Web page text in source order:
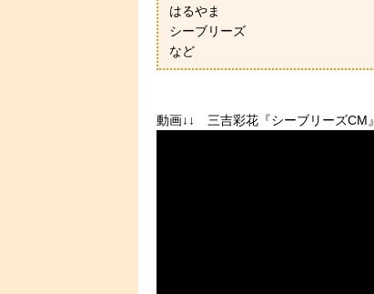
はるやま
シーブリーズ
など
動画↓↓ 三吉彩花『シーブリーズCM』